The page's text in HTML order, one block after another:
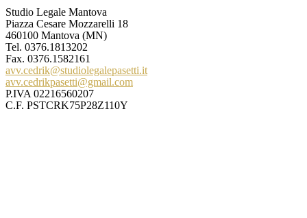
Studio Legale Mantova
Piazza Cesare Mozzarelli 18
460100 Mantova (MN)
Tel. 0376.1813202
Fax. 0376.1582161
avv.cedrik@studiolegalepasetti.it
avv.cedrikpasetti@gmail.com
P.IVA 02216560207
C.F. PSTCRK75P28Z110Y